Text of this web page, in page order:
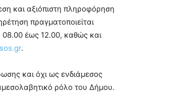
και αξιόπιστη πληροφόρηση
πραγματοποιείται
έως 12.00, καθώς και
.
και όχι ως ενδιάμεσος
ρόλο του Δήμου.